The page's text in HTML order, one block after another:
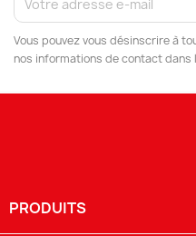
Vous pouvez vous désinscrire à
nos informations de contact
PRODUITS